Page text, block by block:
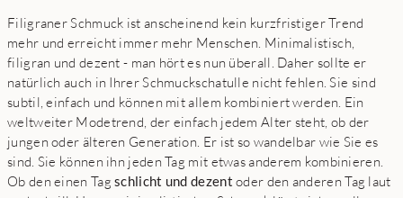
Filigraner Schmuck ist anscheinend kein kurzfristiger Trend
mehr und erreicht immer mehr Menschen. Minimalistisch,
filigran und dezent - man hört es nun überall. Daher sollte er
natürlich auch in Ihrer Schmuckschatulle nicht fehlen. Sie sind
subtil, einfach und können mit allem kombiniert werden. Ein
weltweiter Modetrend, der einfach jedem Alter steht, ob der
jungen oder älteren Generation. Er ist so wandelbar wie Sie es
sind. Sie können ihn jeden Tag mit etwas anderem kombinieren.
Ob den einen Tagschlicht und dezent oder den anderen Tag laut